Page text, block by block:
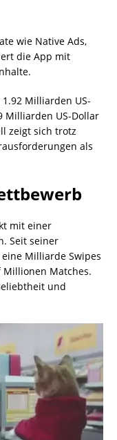
wie Native Ads,
die App mit
Milliarden US-
Milliarden US-Dollar
zeigt sich trotz
als
mit einer
Seit seiner
Milliarde Swipes
Matches.
und